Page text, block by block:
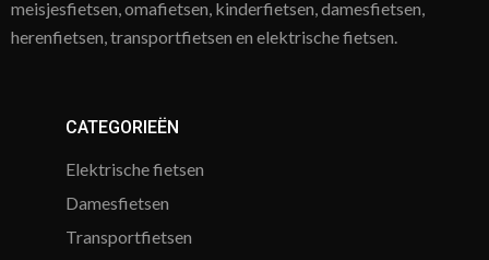
meisjesfietsen, omafietsen, kinderfietsen, damesfietsen,
herenfietsen, transportfietsen en elektrische fietsen.
CATEGORIEËN
Elektrische fietsen
Damesfietsen
Transportfietsen